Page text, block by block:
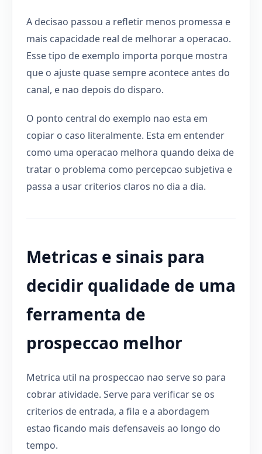
A decisao passou a refletir menos promessa e
mais capacidade real de melhorar a operacao.
Esse tipo de exemplo importa porque mostra
que o ajuste quase sempre acontece antes do
canal, e nao depois do disparo.
O ponto central do exemplo nao esta em
copiar o caso literalmente. Esta em entender
como uma operacao melhora quando deixa de
tratar o problema como percepcao subjetiva e
passa a usar criterios claros no dia a dia.
Metricas e sinais para
decidir qualidade de uma
ferramenta de
prospeccao melhor
Metrica util na prospeccao nao serve so para
cobrar atividade. Serve para verificar se os
criterios de entrada, a fila e a abordagem
estao ficando mais defensaveis ao longo do
tempo.